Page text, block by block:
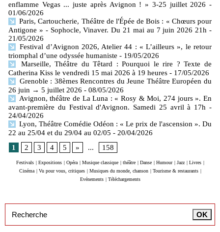
enflamme Vegas ... juste après Avignon ! » 3-25 juillet 2026 -
01/06/2026
Paris, Cartoucherie, Théâtre de l'Épée de Bois : « Chœurs pour
Antigone » - Sophocle, Vinaver. Du 21 mai au 7 juin 2026 21h -
21/05/2026
Festival d’Avignon 2026, Atelier 44 : « L’ailleurs », le retour
triomphal d’une odyssée humaniste - 19/05/2026
Marseille, Théâtre du Têtard : Pourquoi le rire ? Texte de
Catherina Kiss le vendredi 15 mai 2026 à 19 heures - 17/05/2026
Grenoble : 38èmes Rencontres du Jeune Théâtre Européen du
26 juin → 5 juillet 2026 - 08/05/2026
Avignon, théâtre de La Luna : « Rosy & Moi, 274 jours ». En
avant-première du Festival d'Avignon. Samedi 25 avril à 17h -
24/04/2026
Lyon, Théâtre Comédie Odéon : « Le prix de l'ascension ». Du
22 au 25/04 et du 29/04 au 02/05 - 20/04/2026
1
2 3 4 5 » ... 158
Festivals Expositions Opéra Musique classique théâtre Danse Humour Jazz Livres
Cinéma
Vu pour vous, critiques Musiques du monde, chanson Tourisme & restaurants
Evénements
Téléchargements